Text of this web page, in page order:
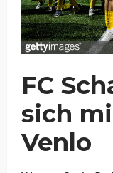
FC
sich
Venlo